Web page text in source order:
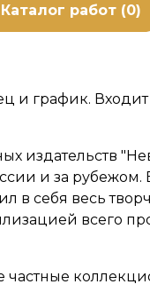
Каталог работ (0)
и график.
издательств
и за рубежом.
в себя весь
всего